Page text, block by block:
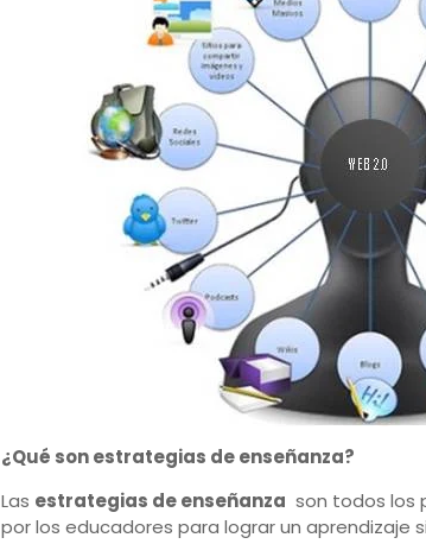
¿Qué son estrategias de enseñanza?
Las estrategias de enseñanza son todos los
por los educadores para lograr un aprendizaje